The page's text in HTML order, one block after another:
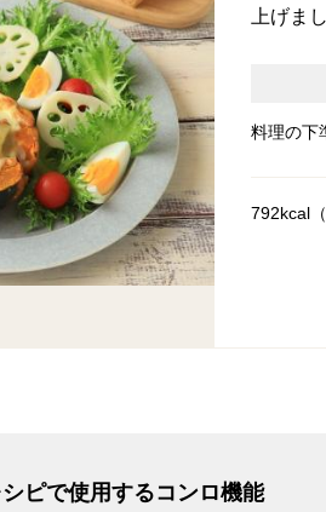
上げま
料理の下
792kcal（
シピで使用するコンロ機能